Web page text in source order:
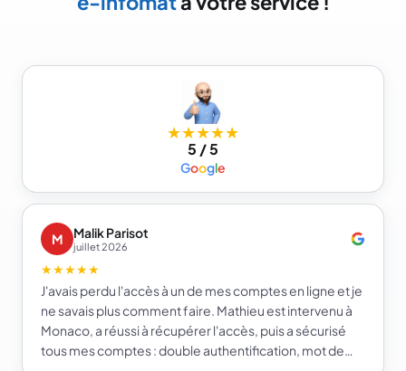
★★★★★
5 / 5
Google
M Malik Parisot
juillet 2026
★★★★★
J'avais perdu l'accès à un de mes comptes en ligne et je
ne savais plus comment faire. Mathieu est intervenu à
Monaco, a réussi à récupérer l'accès, puis a sécurisé
tous mes comptes : double authentification, mot de